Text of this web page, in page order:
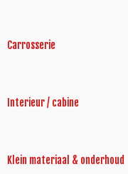
Carrosserie
Interieur / cabine
Klein materiaal & onderhoud